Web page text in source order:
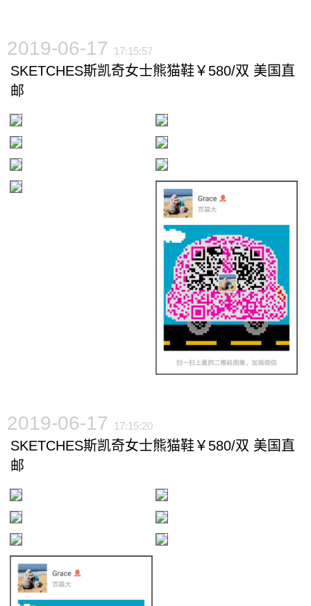
2019-06-17 17:15:57
SKETCHES斯凯奇女士熊猫鞋￥580/双 美国直
邮
2019-06-17 17:15:20
SKETCHES斯凯奇女士熊猫鞋￥580/双 美国直
邮